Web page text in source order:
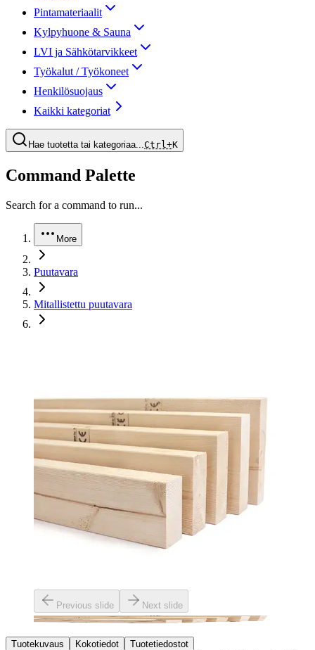
Pintamateriaalit
Kylpyhuone & Sauna
LVI ja Sähkötarvikkeet
Työkalut / Työkoneet
Henkilösuojaus
Kaikki kategoriat
Hae tuotetta tai kategoriaa...Ctrl+K
Command Palette
Search for a command to run...
More
Puutavara
Mitallistettu puutavara
Previous slide Next slide
Tuotekuvaus Kokotiedot Tuotetiedostot